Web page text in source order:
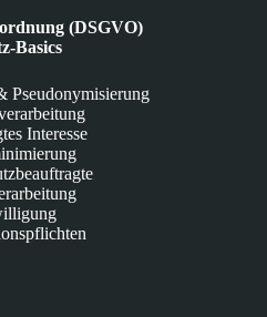
(DSGVO)
Basics
Pseudonymisierung
Interesse